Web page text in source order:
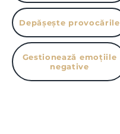
Depășește provocările
Gestionează emoțiile
negative